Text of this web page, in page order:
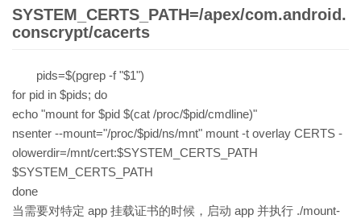
SYSTEM_CERTS_PATH=/apex/com.android.
conscrypt/cacerts
pids=$(pgrep -f "$1")
for pid in $pids; do
echo "mount for $pid $(cat /proc/$pid/cmdline)"
nsenter --mount="/proc/$pid/ns/mnt" mount -t overlay CERTS -
olowerdir=/mnt/cert:$SYSTEM_CERTS_PATH
$SYSTEM_CERTS_PATH
done
当需要对特定 app 挂载证书的时候，启动 app 并执行 ./mount-